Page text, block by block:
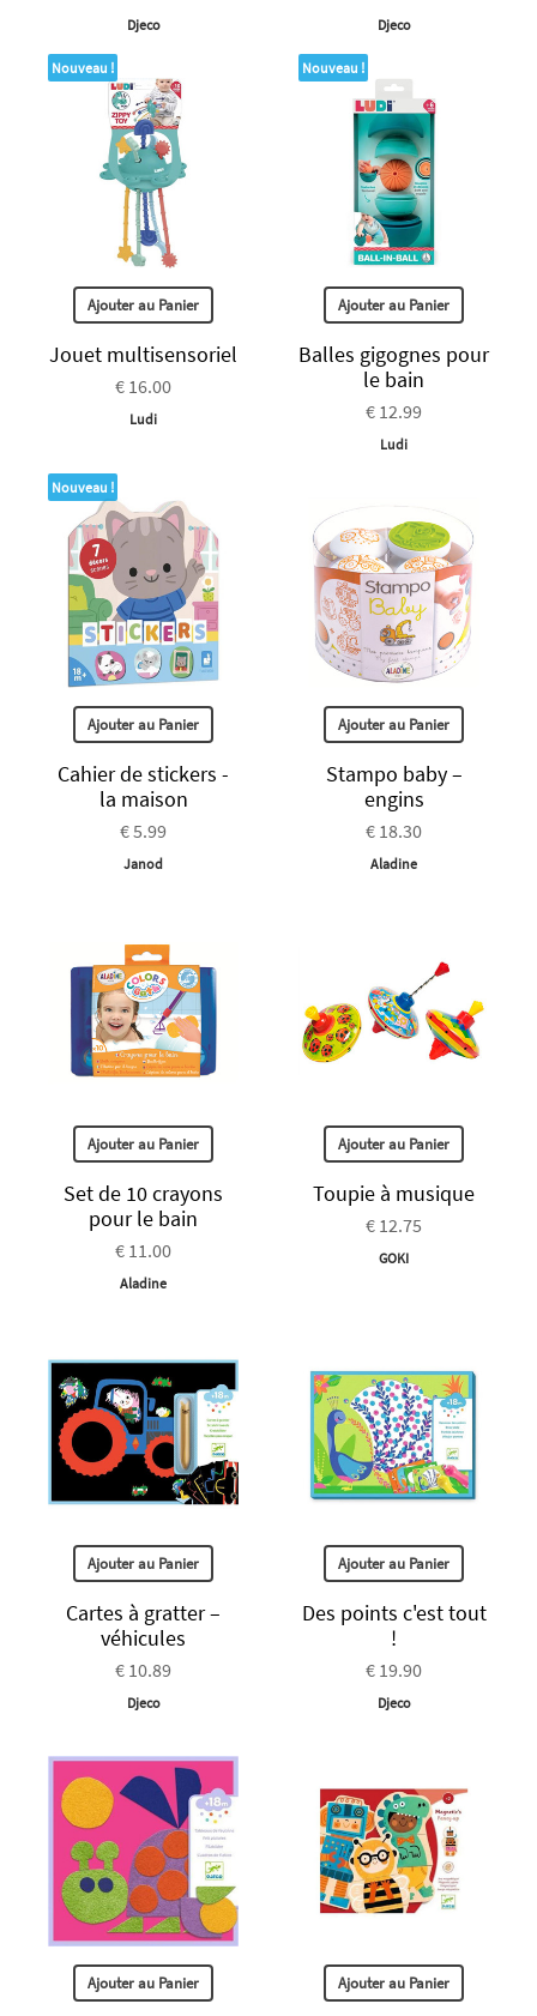
Djeco Djeco
Nouveau !
Ajouter au Panier
Jouet multisensoriel
€ 16.00
Ludi
Nouveau !
Ajouter au Panier
Balles gigognes pour
le bain
€ 12.99
Ludi
Nouveau !
Ajouter au Panier
Cahier de stickers -
la maison
€ 5.99
Janod
Ajouter au Panier
Stampo baby –
engins
€ 18.30
Aladine
Ajouter au Panier
Set de 10 crayons
pour le bain
€ 11.00
Aladine
Ajouter au Panier
Toupie à musique
€ 12.75
GOKI
Ajouter au Panier
Cartes à gratter –
véhicules
€ 10.89
Djeco
Ajouter au Panier
Des points c'est tout
!
€ 19.90
Djeco
Ajouter au Panier Ajouter au Panier